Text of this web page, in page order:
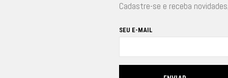
Cadastre-se e receba
SEU E-MAIL